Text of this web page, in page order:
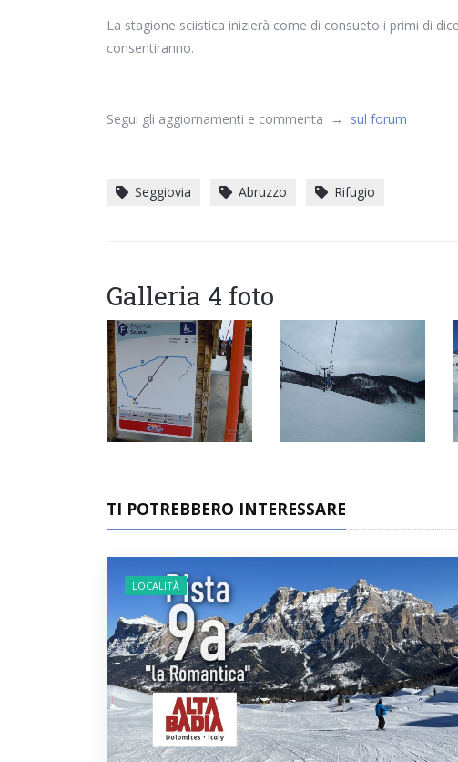
La stagione sciistica inizierà come di consueto i primi di
consentiranno.
Segui gli aggiornamenti e commenta → sul forum
Seggiovia Abruzzo Rifugio
Galleria 4 foto
TI POTREBBERO INTERESSARE
LOCALITÀ